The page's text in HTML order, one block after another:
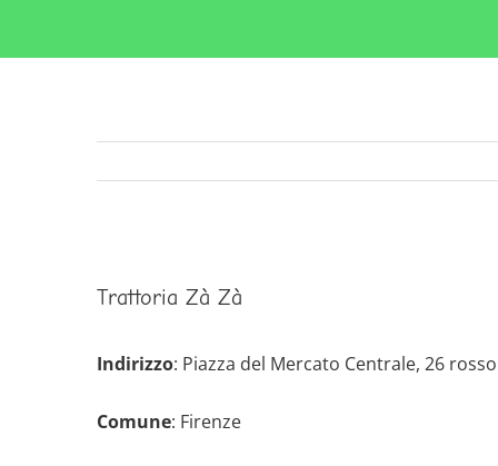
immagine
Trattoria Zà Zà
Indirizzo: Piazza del Mercato Centrale, 26 rosso
Comune: Firenze